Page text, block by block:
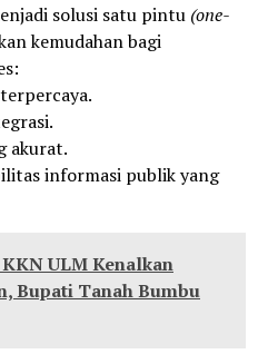
solusi satu pintu (one-
kemudahan bagi
akurat.
informasi publik yang
ULM Kenalkan
Bupati Tanah Bumbu